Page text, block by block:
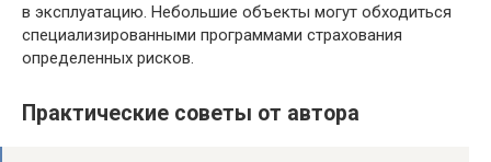
в эксплуатацию. Небольшие объекты могут обходиться
специализированными программами страхования
определенных рисков.
Практические советы от автора